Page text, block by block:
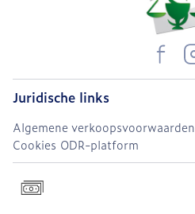
Juridische links
Algemene verkoopsvoorwaarden
Cookies ODR-platform